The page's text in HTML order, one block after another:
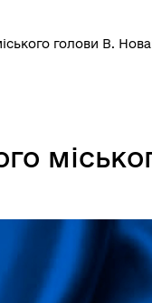
голови В.